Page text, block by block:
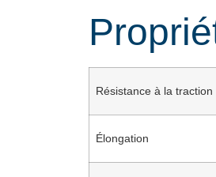
Résistance à la traction
Élongation